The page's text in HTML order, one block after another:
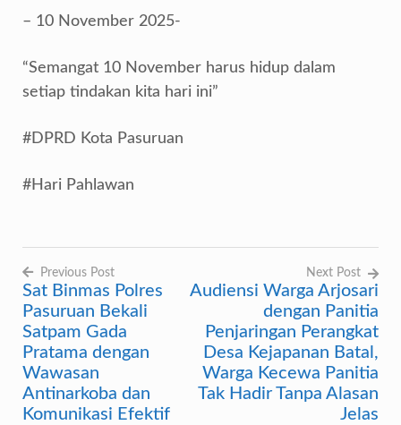
– 10 November 2025-
“Semangat 10 November harus hidup dalam
setiap tindakan kita hari ini”
#DPRD Kota Pasuruan
#Hari Pahlawan
Navigasi
pos
Previous Post
Sat Binmas Polres
Pasuruan Bekali
Satpam Gada
Pratama dengan
Wawasan
Antinarkoba dan
Komunikasi Efektif
Next Post
Audiensi Warga Arjosari
dengan Panitia
Penjaringan Perangkat
Desa Kejapanan Batal,
Warga Kecewa Panitia
Tak Hadir Tanpa Alasan
Jelas